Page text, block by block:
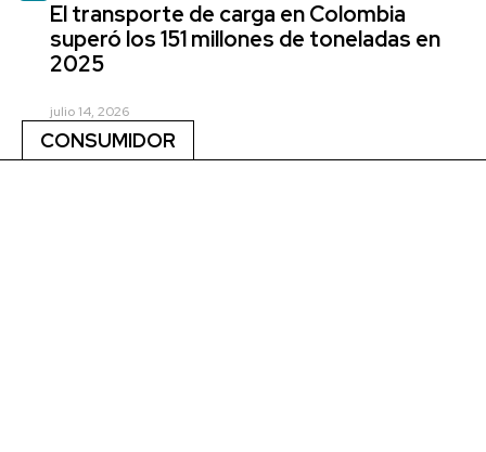
El transporte de carga en Colombia
superó los 151 millones de toneladas en
2025
julio 14, 2026
CONSUMIDOR